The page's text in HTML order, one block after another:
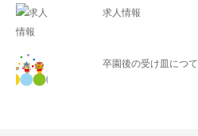
求人情報
卒園後の受け皿につて